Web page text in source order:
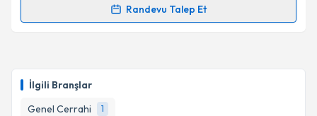
İlgili Branşlar
Genel Cerrahi
1
Takvim Talebini Gönder
Randevu Talep Et
E-posta Adresiniz